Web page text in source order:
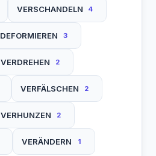
VERSCHANDELN 4
DEFORMIEREN 3
VERDREHEN 2
VERFÄLSCHEN 2
VERHUNZEN 2
VERÄNDERN 1